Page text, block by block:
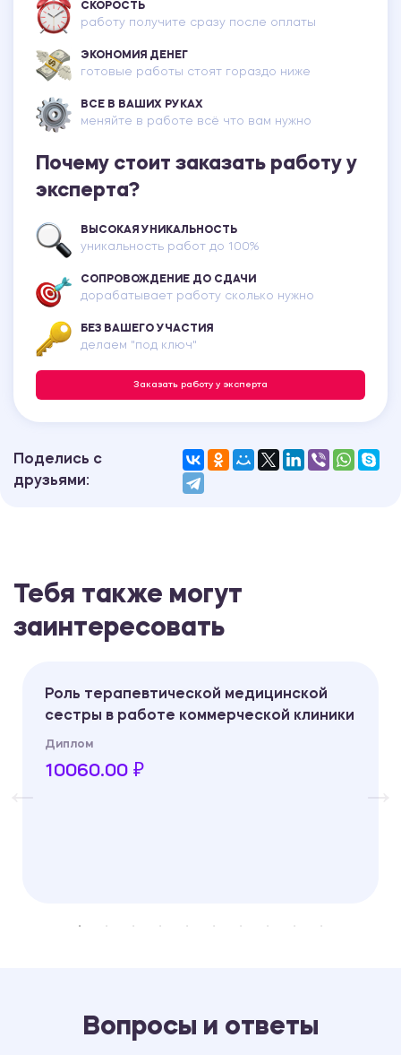
СКОРОСТЬ
работу получите сразу после оплаты
ЭКОНОМИЯ ДЕНЕГ
готовые работы стоят гораздо ниже
ВСЕ В ВАШИХ РУКАХ
меняйте в работе всё что вам нужно
Почему стоит заказать работу у
эксперта?
ВЫСОКАЯ УНИКАЛЬНОСТЬ
уникальность работ до 100%
СОПРОВОЖДЕНИЕ ДО СДАЧИ
дорабатывает работу сколько нужно
БЕЗ ВАШЕГО УЧАСТИЯ
делаем "под ключ"
Заказать работу у эксперта
Поделись с
друзьями:
Тебя также могут
заинтересовать
Роль терапевтической медицинской
сестры в работе коммерческой клиники
Диплом
10060.00 ₽
Вопросы и ответы